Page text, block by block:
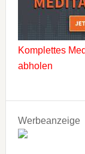
Komplettes
abholen
Werbeanzeige